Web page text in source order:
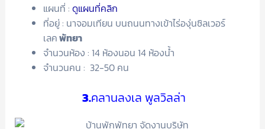
แผนที่ : ดูแผนที่คลิก
ที่อยู่ : นาจอมเทียน บนถนนทางเข้าไร่องุ่นซิลเวอร์
เลคพัทยา
จำนวนห้อง : 14 ห้องนอน 14 ห้องน้ำ
จำนวนคน : 32-50 คน
3.คลานลงเล พูลวิลล่า